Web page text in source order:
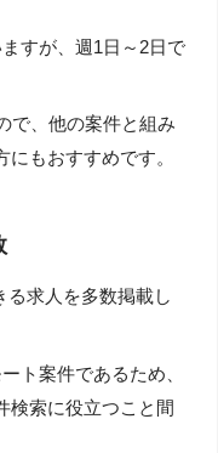
すが、週1日～2日で
で、他の案件と組み
もおすすめです。
る求人を多数掲載し
ト案件であるため、
検索に役立つこと間